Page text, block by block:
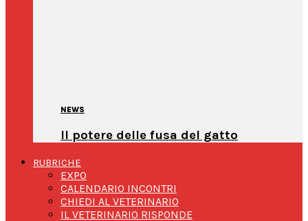
NEWS
Il potere delle fusa del gatto
RUBRICHE
EXPO
CALENDARIO INCONTRI
CHIEDI AL VETERINARIO
IL VETERINARIO RISPONDE